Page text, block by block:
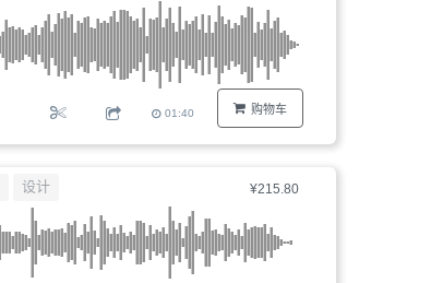
购物车
01:40
¥215.80
设计